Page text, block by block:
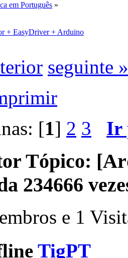
em Português »
+ EasyDriver + Arduino
seguinte »
[1] 2 3 Ir
Tópico:
234666
e 1
TigPT